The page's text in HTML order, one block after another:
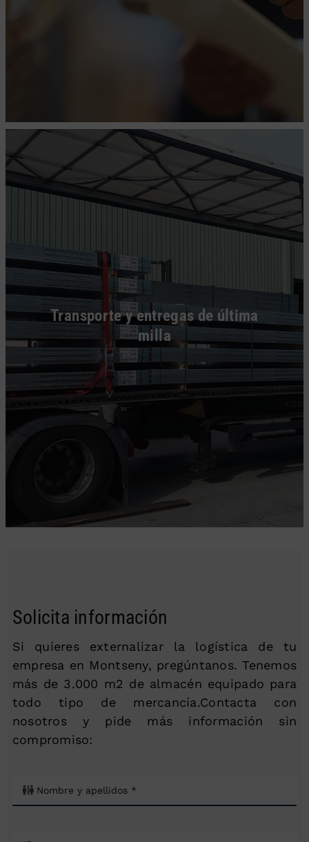
Transporte y entregas de última
milla
Solicita información
Si quieres externalizar la logística de tu
empresa en Montseny, pregúntanos. Tenemos
más de 3.000 m2 de almacén equipado para
todo tipo de mercancía.Contacta con
nosotros y pide más información sin
compromiso: